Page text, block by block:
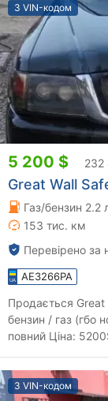
З VIN-кодом
5 200 $ 232
Great Wall
Газ/бензин 2.2
153 тис. км
Перевірено
AE3266PA
Продається Great
бензин / газ (гбо
повний Ціна:
З VIN-кодом